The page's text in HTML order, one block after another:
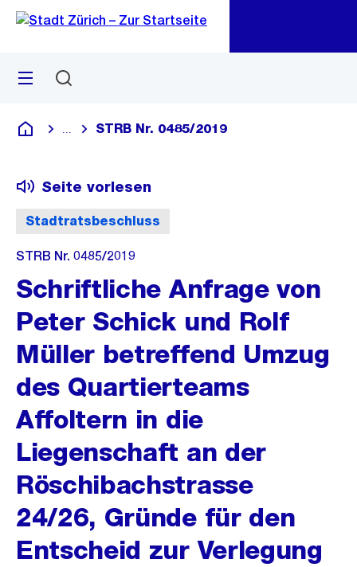
Navigation
Sprunglink
Menü
Deutsch
Blende alle Breadcrumbs ein
STRB Nr. 0485/2019
Stadtratsbeschluss
Seite vorlesen
STRB Nr. 0485/2019
Schriftliche Anfrage von
Peter Schick und Rolf
Müller betreffend Umzug
des Quartierteams
Affoltern in die
Liegenschaft an der
Röschibachstrasse
24/26, Gründe für den
Entscheid zur Verlegung